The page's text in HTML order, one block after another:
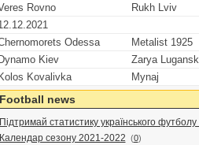
Rovno
Rukh Lviv
Odessa
Metalist 1925
Dynamo Kiev
Zarya Lugansk
Kolos Kovalivka
Mynaj
Football news
Підтримай статистику українського
Календар сезону 2021-2022 (0)